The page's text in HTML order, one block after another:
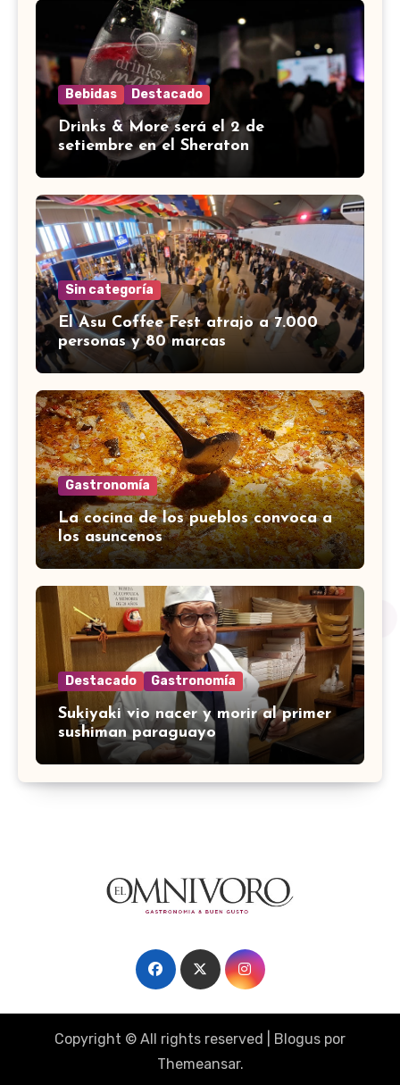
Bebidas Destacado
Drinks & More será el 2 de
setiembre en el Sheraton
Sin categoría
El Asu Coffee Fest atrajo a 7.000
personas y 80 marcas
Gastronomía
La cocina de los pueblos convoca a
los asuncenos
Destacado Gastronomía
Sukiyaki vio nacer y morir al primer
sushiman paraguayo
Copyright © All rights reserved Blogus por
Themeansar.